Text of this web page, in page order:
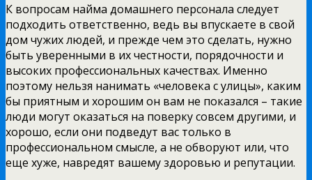
К вопросам найма домашнего персонала следует
подходить ответственно, ведь вы впускаете в свой
дом чужих людей, и прежде чем это сделать, нужно
быть уверенными в их честности, порядочности и
высоких профессиональных качествах. Именно
поэтому нельзя нанимать «человека с улицы», каким
бы приятным и хорошим он вам не показался – такие
люди могут оказаться на поверку совсем другими, и
хорошо, если они подведут вас только в
профессиональном смысле, а не обворуют или, что
еще хуже, навредят вашему здоровью и репутации.